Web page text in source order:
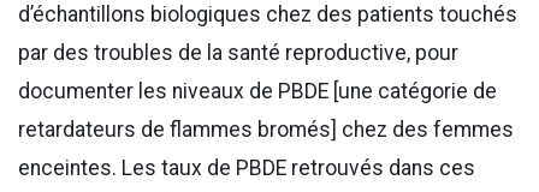
d’échantillons biologiques chez des patients touchés
par des troubles de la santé reproductive, pour
documenter les niveaux de PBDE [une catégorie de
retardateurs de flammes bromés] chez des femmes
enceintes. Les taux de PBDE retrouvés dans ces